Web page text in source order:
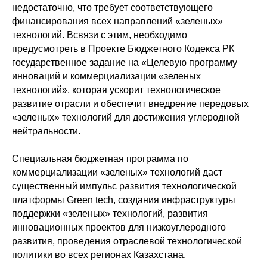
недостаточно, что требует соответствующего
финансирования всех направлений «зеленых»
технологий. Всвязи с этим, необходимо
предусмотреть в Проекте Бюджетного Кодекса РК
государственное задание на «Целевую программу
инноваций и коммерциализации «зеленых
технологий», которая ускорит технологическое
развитие отрасли и обеспечит внедрение передовых
«зеленых» технологий для достижения углеродной
нейтральности.
Специальная бюджетная программа по
коммерциализации «зеленых» технологий даст
существенный импульс развития технологической
платформы Green tech, создания инфраструктуры
поддержки «зеленых» технологий, развития
инновационных проектов для низкоуглеродного
развития, проведения отраслевой технологической
политики во всех регионах Казахстана.